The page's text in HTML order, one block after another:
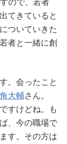
てきていると
ついていきた
者と一緒に創
。会ったこと
大輔さん。
すけどね。も
、今の職場で
す。その方は